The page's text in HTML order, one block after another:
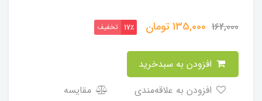
162,000
135,000تومان 17٪ تخفیف
مقایسه